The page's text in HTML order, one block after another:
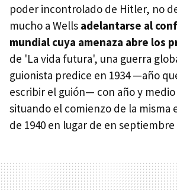
poder incontrolado de Hitler, no
mucho a Wells adelantarse al
mundial cuya amenaza abre los
de 'La vida futura', una guerra
guionista predice en 1934 —año
escribir el guión— con año y
situando el comienzo de la misma
de 1940 en lugar de en septiembre